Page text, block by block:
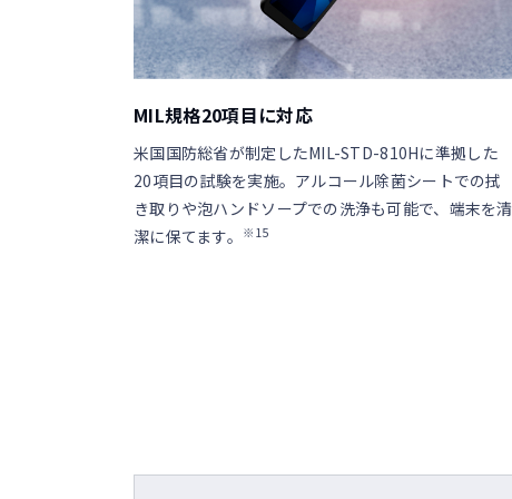
MIL規格20項目に対応
米国国防総省が制定したMIL-STD-810Hに準拠した
20項目の試験を実施。アルコール除菌シートでの拭
き取りや泡ハンドソープでの洗浄も可能で、端末を清
潔に保てます。
※15